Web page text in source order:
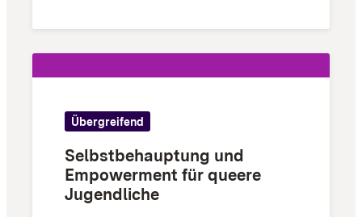
Übergreifend
Selbstbehauptung und
Empowerment für queere
Jugendliche